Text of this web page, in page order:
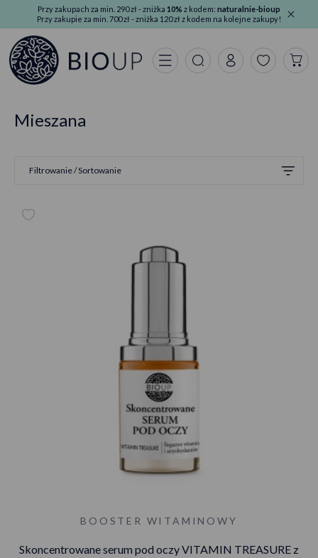
Przy zakupach za min. 290 zł - zniżka 10% z kodem: naturalnie-bioup
Przy zakupie za min. 700 zł - zniżka 120 zł z kodem na kolejne zakupy!
Mieszana
Filtrowanie / Sortowanie
BOOSTER WITAMINOWY
Skoncentrowane serum pod oczy VITAMIN TREASURE z